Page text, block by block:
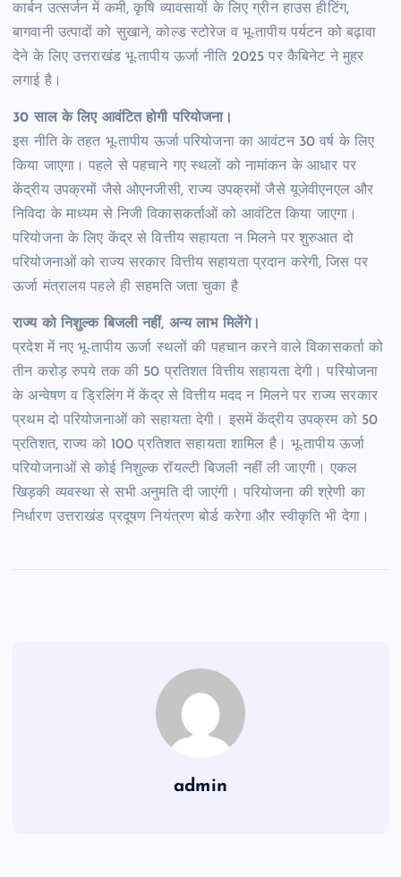
कार्बन उत्सर्जन में कमी, कृषि व्यावसायों के लिए ग्रीन हाउस हीटिंग,
बागवानी उत्पादों को सुखाने, कोल्ड स्टोरेज व भू-तापीय पर्यटन को बढ़ावा
देने के लिए उत्तराखंड भू-तापीय ऊर्जा नीति 2025 पर कैबिनेट ने मुहर
लगाई है।
30 साल के लिए आवंटित होगी परियोजना।
इस नीति के तहत भू-तापीय ऊर्जा परियोजना का आवंटन 30 वर्ष के लिए
किया जाएगा। पहले से पहचाने गए स्थलों को नामांकन के आधार पर
केंद्रीय उपक्रमों जैसे ओएनजीसी, राज्य उपक्रमों जैसे यूजेवीएनएल और
निविदा के माध्यम से निजी विकासकर्ताओं को आवंटित किया जाएगा।
परियोजना के लिए केंद्र से वित्तीय सहायता न मिलने पर शुरुआत दो
परियोजनाओं को राज्य सरकार वित्तीय सहायता प्रदान करेगी, जिस पर
ऊर्जा मंत्रालय पहले ही सहमति जता चुका है
राज्य को निशुल्क बिजली नहीं, अन्य लाभ मिलेंगे।
प्रदेश में नए भू-तापीय ऊर्जा स्थलों की पहचान करने वाले विकासकर्ता को
तीन करोड़ रुपये तक की 50 प्रतिशत वित्तीय सहायता देगी। परियोजना
के अन्वेषण व डि्रलिंग में केंद्र से वित्तीय मदद न मिलने पर राज्य सरकार
प्रथम दो परियोजनाओं को सहायता देगी। इसमें केंद्रीय उपक्रम को 50
प्रतिशत, राज्य को 100 प्रतिशत सहायता शामिल है। भू-तापीय ऊर्जा
परियोजनाओं से कोई निशुल्क रॉयल्टी बिजली नहीं ली जाएगी। एकल
खिड़की व्यवस्था से सभी अनुमति दी जाएंगी। परियोजना की श्रेणी का
निर्धारण उत्तराखंड प्रदूषण नियंत्रण बोर्ड करेगा और स्वीकृति भी देगा।
admin